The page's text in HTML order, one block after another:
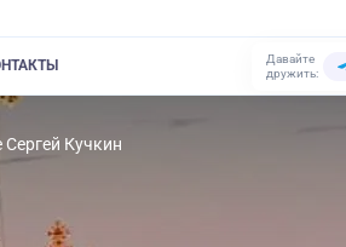
Давайте
дружить:
Кучкин